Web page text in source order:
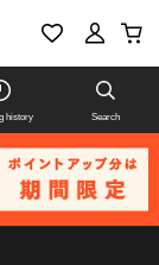
history Search